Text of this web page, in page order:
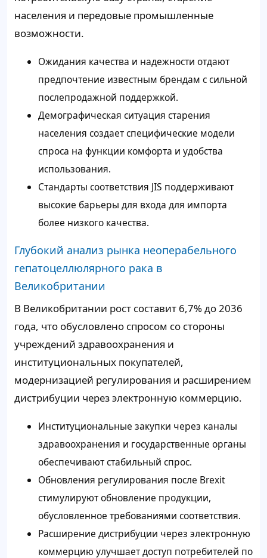
населения и передовые промышленные
возможности.
Ожидания качества и надежности отдают
предпочтение известным брендам с сильной
послепродажной поддержкой.
Демографическая ситуация старения
населения создает специфические модели
спроса на функции комфорта и удобства
использования.
Стандарты соответствия JIS поддерживают
высокие барьеры для входа для импорта
более низкого качества.
Глубокий анализ рынка неоперабельного
гепатоцеллюлярного рака в
Великобритании
В Великобритании рост составит 6,7% до 2036
года, что обусловлено спросом со стороны
учреждений здравоохранения и
институциональных покупателей,
модернизацией регулирования и расширением
дистрибуции через электронную коммерцию.
Институциональные закупки через каналы
здравоохранения и государственные органы
обеспечивают стабильный спрос.
Обновления регулирования после Brexit
стимулируют обновление продукции,
обусловленное требованиями соответствия.
Расширение дистрибуции через электронную
коммерцию улучшает доступ потребителей по